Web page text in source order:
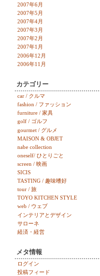
2007年6月
2007年5月
2007年4月
2007年3月
2007年2月
2007年1月
2006年12月
2006年11月
カテゴリー
car / クルマ
fashion / ファッション
furniture / 家具
golf / ゴルフ
gourmet / グルメ
MAISON & OBJET
nabe collection
oneself/ ひとりごと
screen / 映画
SICIS
TASTING / 趣味嗜好
tour / 旅
TOYO KITCHEN STYLE
web / ウェブ
インテリアとデザイン
サローネ
経済・経営
メタ情報
ログイン
投稿フィード